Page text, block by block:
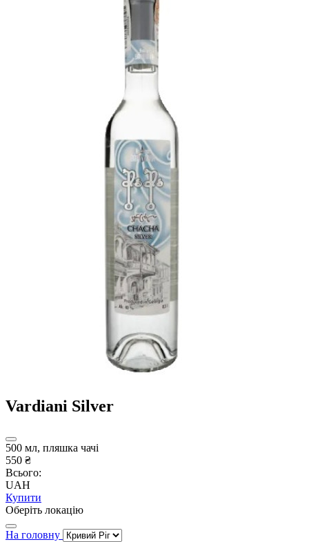
Vardiani Silver
500 мл, пляшка чачі
550 ₴
Всього:
UAH
Купити
Оберіть локацію
На головну